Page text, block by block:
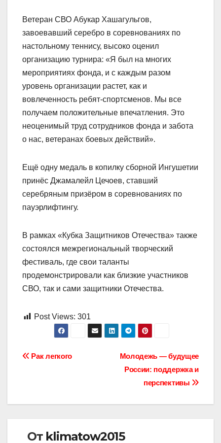
Ветеран СВО Абукар Хашагульгов,
завоевавший серебро в соревнованиях по
настольному теннису, высоко оценил
организацию турнира: «Я был на многих
мероприятиях фонда, и с каждым разом
уровень организации растет, как и
вовлеченность ребят-спортсменов. Мы все
получаем положительные впечатления. Это
неоценимый труд сотрудников фонда и забота
о нас, ветеранах боевых действий».
Ещё одну медаль в копилку сборной Ингушетии
принёс Джамалейл Цечоев, ставший
серебряным призёром в соревнованиях по
пауэрлифтингу.
В рамках «Кубка Защитников Отечества» также
состоялся межрегиональный творческий
фестиваль, где свои таланты
продемонстрировали как близкие участников
СВО, так и сами защитники Отечества.
Post Views: 301
Навигация
записям
Молодежь — будущее
России: поддержка и
перспективы
Рак легкого
От klimatow2015